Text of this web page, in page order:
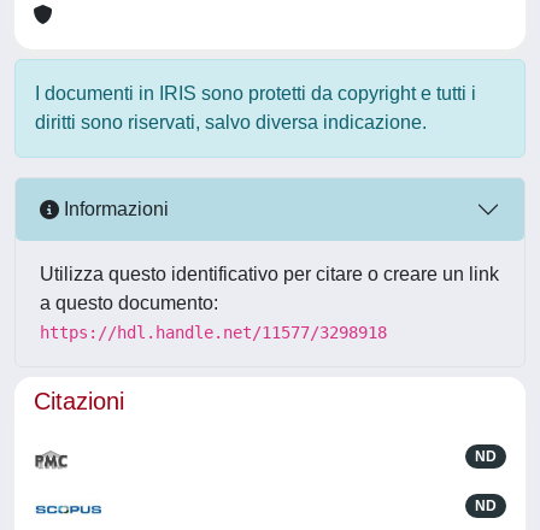
I documenti in IRIS sono protetti da copyright e tutti i
diritti sono riservati, salvo diversa indicazione.
Informazioni
Utilizza questo identificativo per citare o creare un link
a questo documento:
https://hdl.handle.net/11577/3298918
Citazioni
ND
ND